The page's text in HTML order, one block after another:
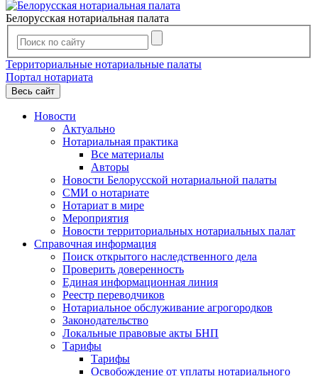
Белорусская нотариальная палата
Территориальные нотариальные палаты
Портал нотариата
Весь сайт
Новости
Актуально
Нотариальная практика
Все материалы
Авторы
Новости Белорусской нотариальной палаты
СМИ о нотариате
Нотариат в мире
Мероприятия
Новости территориальных нотариальных палат
Справочная информация
Поиск открытого наследственного дела
Проверить доверенность
Единая информационная линия
Реестр переводчиков
Нотариальное обслуживание агрогородков
Законодательство
Локальные правовые акты БНП
Тарифы
Тарифы
Освобождение от уплаты нотариального